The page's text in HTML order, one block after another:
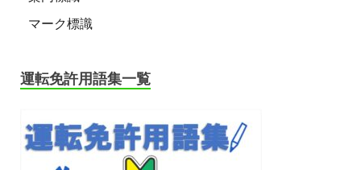
マーク標識
運転免許用語集一覧